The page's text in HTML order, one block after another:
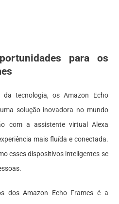
para os
tecnologia, os Amazon Echo
solução inovadora no mundo
com a assistente virtual Alexa
mais fluída e conectada.
esses dispositivos inteligentes se
dos Amazon Echo Frames é a